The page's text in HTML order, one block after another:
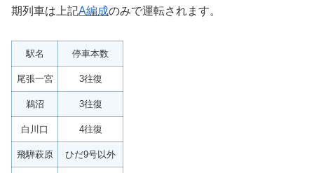
期列車は上記A編成のみで運転されます。
駅名 停車本数
尾張一宮 3往復
鵜沼 3往復
白川口 4往復
飛騨萩原 ひだ9号以外